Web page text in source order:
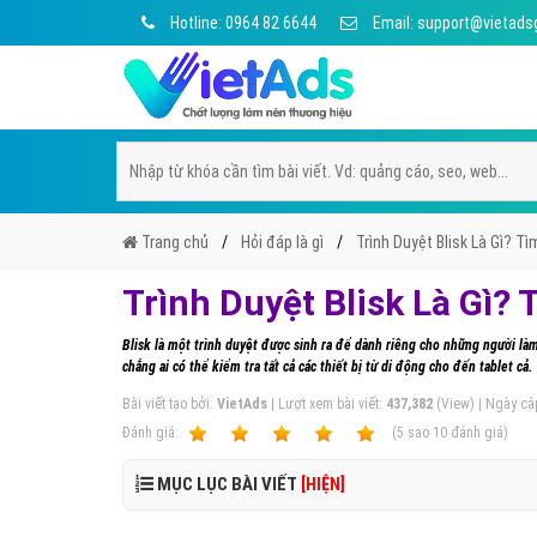
Hotline: 0964 82 6644 Email:
Trang chủ Hỏi đáp là gì Trình Duyệt Blisk Là Gì?
Trình Duyệt Blisk Là Gì?
Blisk là một trình duyệt được sinh ra để dành riêng cho những người
chẳng ai có thể kiểm tra tất cả các thiết bị từ di động cho đến tablet cả.
Bài viết tạo bởi: VietAds | Lượt xem bài viết: 437,382 (View) | Ngày
Ðánh giá:
(5 sao 10 đánh giá)
MỤC LỤC BÀI VIẾT [HIỆN]